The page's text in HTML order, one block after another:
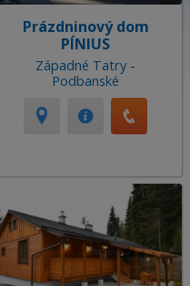
Prázdninový dom
PÍNIUS
Západné Tatry -
Podbanské